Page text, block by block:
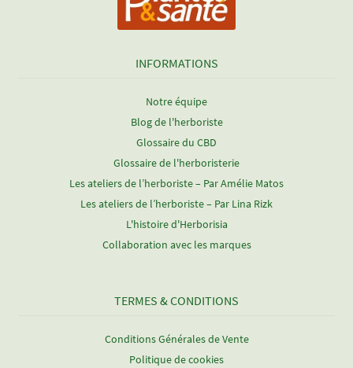
INFORMATIONS
Notre équipe
Blog de l'herboriste
Glossaire du CBD
Glossaire de l'herboristerie
Les ateliers de l’herboriste – Par Amélie Matos
Les ateliers de l’herboriste – Par Lina Rizk
L'histoire d'Herborisia
Collaboration avec les marques
TERMES & CONDITIONS
Conditions Générales de Vente
Politique de cookies